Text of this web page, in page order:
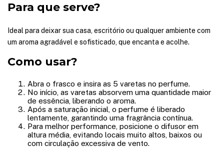
Para que serve?
Ideal para deixar sua casa, escritório ou qualquer ambiente com
um aroma agradável e sofisticado, que encanta e acolhe.
Como usar?
Abra o frasco e insira as 5 varetas no perfume.
No início, as varetas absorvem uma quantidade maior
de essência, liberando o aroma.
Após a saturação inicial, o perfume é liberado
lentamente, garantindo uma fragrância contínua.
Para melhor performance, posicione o difusor em
altura média, evitando locais muito altos, baixos ou
com circulação excessiva de vento.